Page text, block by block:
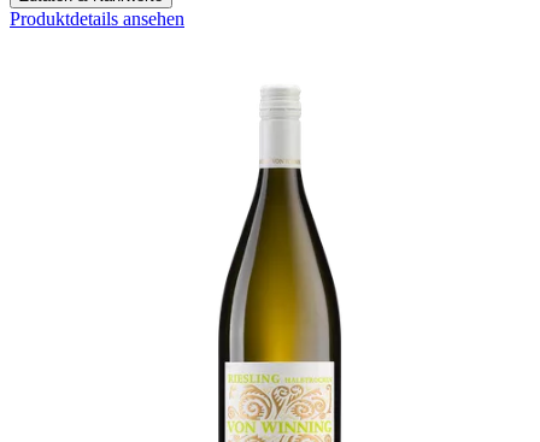
Produktdetails ansehen